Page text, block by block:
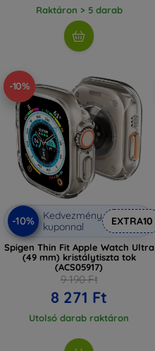
Raktáron > 5 darab
-10%
-10%
Kedvezmény
kuponnal
EXTRA10
Spigen Thin Fit Apple Watch Ultra
(49 mm) kristálytiszta tok
(ACS05917)
9 190 Ft
8 271 Ft
Utolsó darab raktáron